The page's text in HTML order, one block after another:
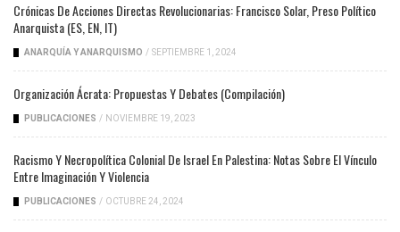
Crónicas De Acciones Directas Revolucionarias: Francisco Solar, Preso Político
Anarquista (ES, EN, IT)
ANARQUÍA Y ANARQUISMO / SEPTIEMBRE 1, 2024
Organización Ácrata: Propuestas Y Debates (compilación)
PUBLICACIONES / NOVIEMBRE 19, 2023
Racismo Y Necropolítica Colonial De Israel En Palestina: Notas Sobre El Vínculo
Entre Imaginación Y Violencia
PUBLICACIONES / OCTUBRE 24, 2024